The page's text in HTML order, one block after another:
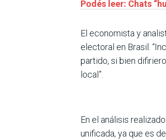
Podés leer: Chats
El economista y
electoral en Brasil.
partido, si bien
local”.
En el análisis
unificada, ya que es